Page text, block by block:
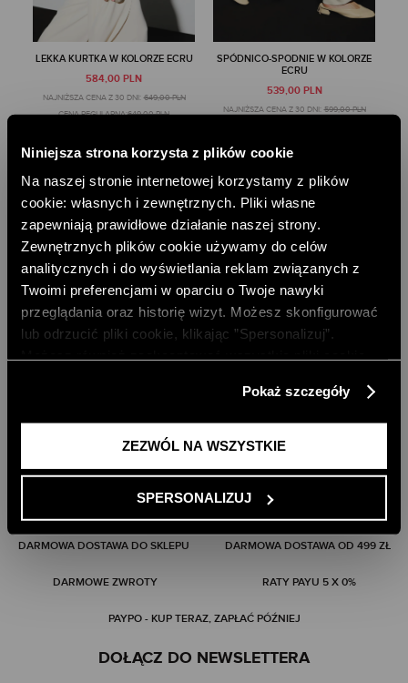
Niniejsza strona korzysta z plików cookie
Na naszej stronie internetowej korzystamy z plików
cookie: własnych i zewnętrznych. Pliki własne
zapewniają prawidłowe działanie naszej strony.
Zewnętrznych plików cookie używamy do celów
analitycznych i do wyświetlania reklam związanych z
Twoimi preferencjami w oparciu o Twoje nawyki
przeglądania oraz historię wizyt. Możesz skonfigurować
lub odrzucić pliki cookie, klikając ”Spersonalizuj”.
Polityce Prywatności
Pokaż szczegóły
ZEZWÓL NA WSZYSTKIE
SPERSONALIZUJ
LEKKA KURTKA W KOLORZE ECRU
584,00 PLN
NAJNIŻSZA CENA Z 30 DNI: 649,00 PLN
CENA REGULARNA:649,00 PLN
SPÓDNICO-SPODNIE W KOLORZE
ECRU
539,00 PLN
NAJNIŻSZA CENA Z 30 DNI: 599,00 PLN
-10% PRZY ZAKUPIE ZA 500 PLN
DARMOWA DOSTAWA DO SKLEPU DARMOWA DOSTAWA OD 499 ZŁ
DARMOWE ZWROTY RATY PAYU 5 X 0%
PAYPO - KUP TERAZ, ZAPŁAĆ PÓŹNIEJ
DOŁĄCZ DO NEWSLETTERA